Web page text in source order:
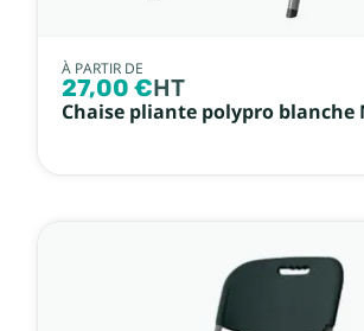
À PARTIR DE
27,00 €HT
Chaise pliante polypro blanche